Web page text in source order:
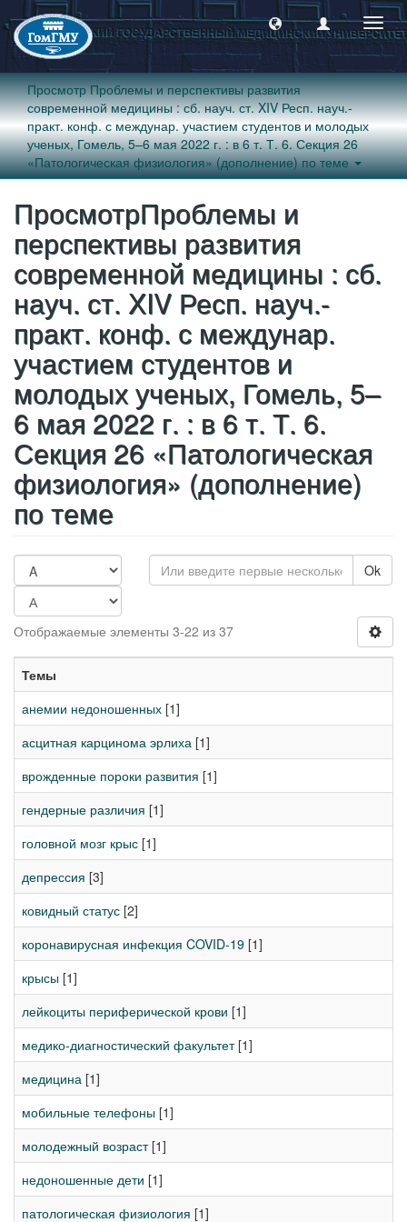
Просмотр Проблемы и перспективы развития
современной медицины : сб. науч. ст. XIV Респ. науч.-
практ. конф. с междунар. участием студентов и молодых
ученых, Гомель, 5–6 мая 2022 г. : в 6 т. Т. 6. Секция 26
«Патологическая физиология» (дополнение) по теме
ПросмотрПроблемы и
перспективы развития
современной медицины : сб.
науч. ст. XIV Респ. науч.-
практ. конф. с междунар.
участием студентов и
молодых ученых, Гомель, 5–
6 мая 2022 г. : в 6 т. Т. 6.
Секция 26 «Патологическая
физиология» (дополнение)
по теме
Ok
Отображаемые элементы 3-22 из 37
Темы
анемии недоношенных [1]
асцитная карцинома эрлиха [1]
врожденные пороки развития [1]
гендерные различия [1]
головной мозг крыс [1]
депрессия [3]
ковидный статус [2]
коронавирусная инфекция COVID-19 [1]
крысы [1]
лейкоциты периферической крови [1]
медико-диагностический факультет[1]
медицина [1]
мобильные телефоны [1]
молодежный возраст[1]
недоношенные дети [1]
патологическая физиология [1]